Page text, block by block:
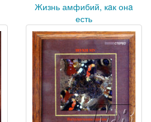
Жизнь амфибий, кaк онa
есть